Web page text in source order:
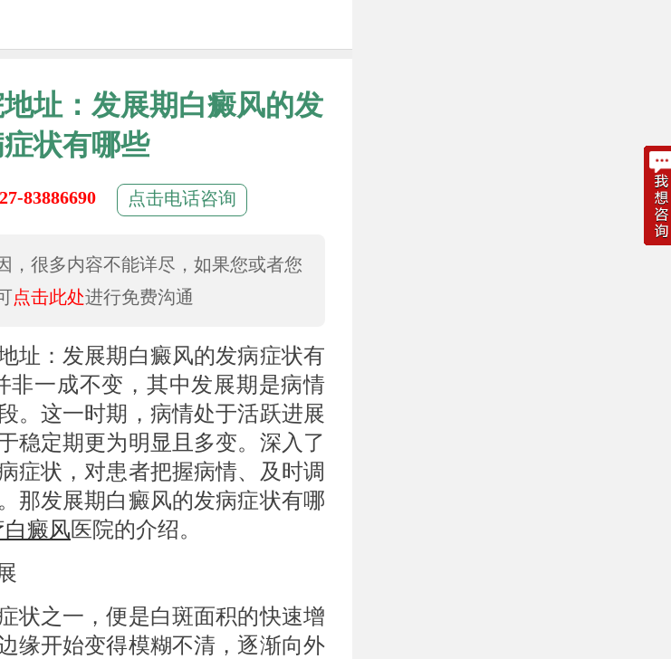
址：发展期白癜风的发
状有哪些
83886690 点击电话咨询
，很多内容不能详尽，如果您或者您
点击此处进行免费沟通
址：发展期白癜风的发病症状有
非一成不变，其中发展期是病情
。这一时期，病情处于活跃进展
稳定期更为明显且多变。深入了
症状，对患者把握病情、及时调
那发展期白癜风的发病症状有哪
白癜风医院的介绍。
之一，便是白斑面积的快速增
缘开始变得模糊不清，逐渐向外